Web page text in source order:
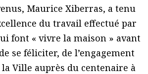
Maurice Xiberras, a tenu
du travail effectué par
font « vivre la maison » avant
se féliciter, de l’engagement
Ville auprès du centenaire à